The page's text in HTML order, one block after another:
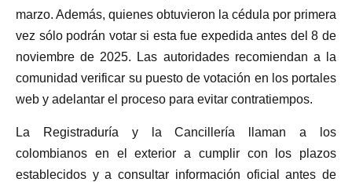
marzo. Además, quienes obtuvieron la cédula por primera
vez sólo podrán votar si esta fue expedida antes del 8 de
noviembre de 2025. Las autoridades recomiendan a la
comunidad verificar su puesto de votación en los portales
web y adelantar el proceso para evitar contratiempos.
La Registraduría y la Cancillería llaman a los
colombianos en el exterior a cumplir con los plazos
establecidos y a consultar información oficial antes de